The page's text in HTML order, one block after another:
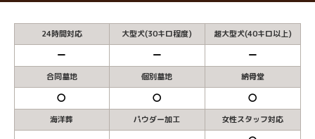
24時間対応
ー
大型犬(30キロ程度)
ー
超大型犬(40キロ以上)
ー
合同墓地
〇
個別墓地
〇
納骨堂
〇
海洋葬 パウダー加工 女性スタッフ対応